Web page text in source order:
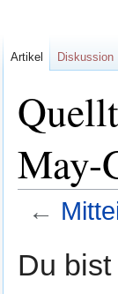
May-
←
Navigation
Suche
Du
Artikel Diskussion